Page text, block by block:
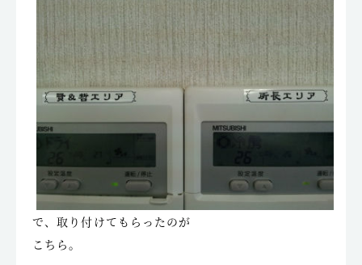
で、取り付けてもらったのが
こちら。